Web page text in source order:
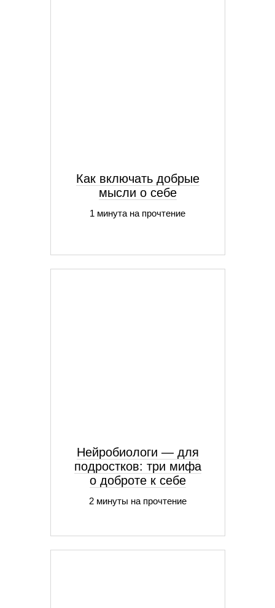
Как включать добрые
мысли о себе
1 минута на прочтение
Нейробиологи — для
подростков: три мифа
о доброте к себе
2 минуты на прочтение